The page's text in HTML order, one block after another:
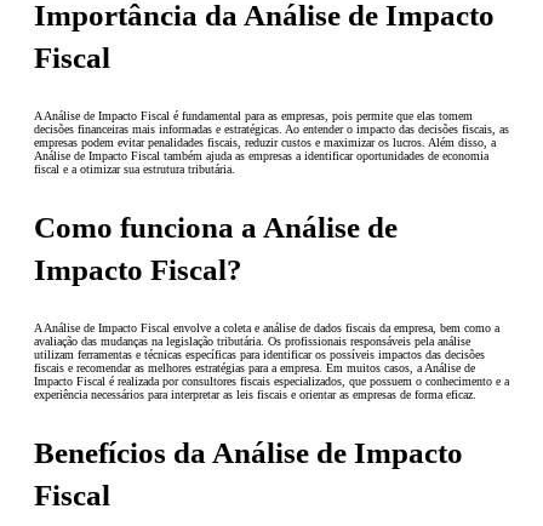
Importância da Análise de Impacto
Fiscal
A Análise de Impacto Fiscal é fundamental para as empresas, pois permite que elas tomem
decisões financeiras mais informadas e estratégicas. Ao entender o impacto das decisões fiscais, as
empresas podem evitar penalidades fiscais, reduzir custos e maximizar os lucros. Além disso, a
Análise de Impacto Fiscal também ajuda as empresas a identificar oportunidades de economia
fiscal e a otimizar sua estrutura tributária.
Como funciona a Análise de
Impacto Fiscal?
A Análise de Impacto Fiscal envolve a coleta e análise de dados fiscais da empresa, bem como a
avaliação das mudanças na legislação tributária. Os profissionais responsáveis pela análise
utilizam ferramentas e técnicas específicas para identificar os possíveis impactos das decisões
fiscais e recomendar as melhores estratégias para a empresa. Em muitos casos, a Análise de
Impacto Fiscal é realizada por consultores fiscais especializados, que possuem o conhecimento e a
experiência necessários para interpretar as leis fiscais e orientar as empresas de forma eficaz.
Benefícios da Análise de Impacto
Fiscal